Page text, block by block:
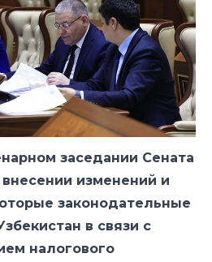
заседании Сената
изменений и
законодательные
в связи с
налогового